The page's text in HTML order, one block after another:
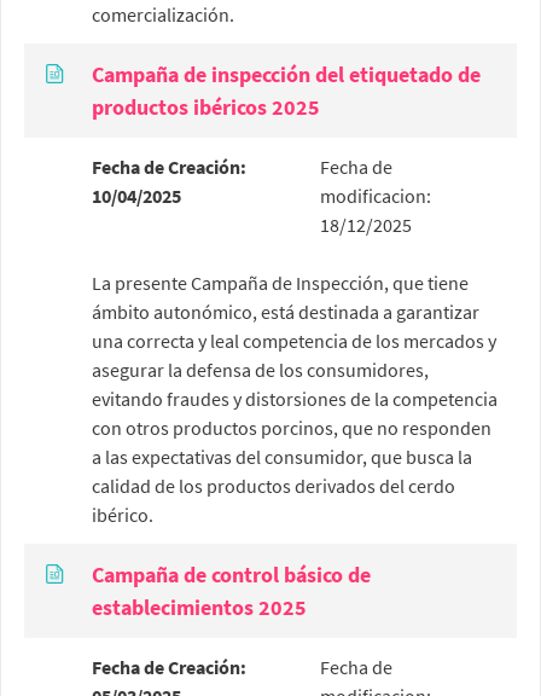
comercialización.
Campaña de inspección del etiquetado de
productos ibéricos 2025
Fecha de Creación:
10/04/2025
Fecha de
modificacion:
18/12/2025
La presente Campaña de Inspección, que tiene
ámbito autonómico, está destinada a garantizar
una correcta y leal competencia de los mercados y
asegurar la defensa de los consumidores,
evitando fraudes y distorsiones de la competencia
con otros productos porcinos, que no responden
a las expectativas del consumidor, que busca la
calidad de los productos derivados del cerdo
ibérico.
Campaña de control básico de
establecimientos 2025
Fecha de Creación:
Fecha de